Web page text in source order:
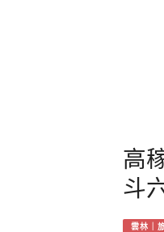
高
斗
雲林｜